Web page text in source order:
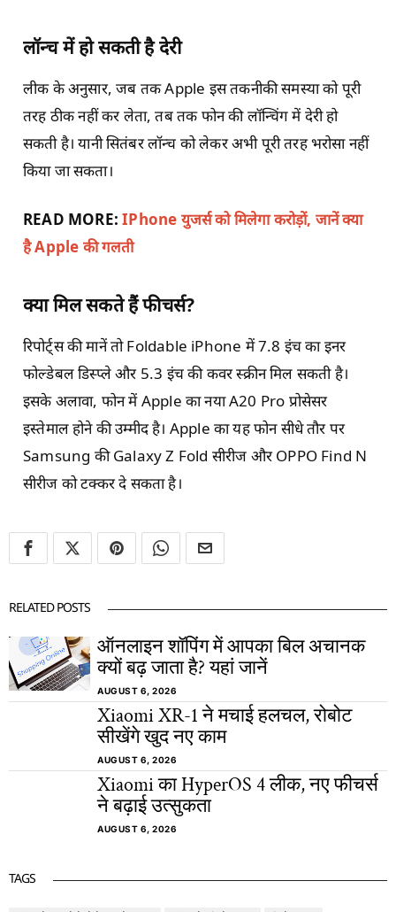
लॉन्च में हो सकती है देरी
लीक के अनुसार, जब तक Apple इस तकनीकी समस्या को पूरी
तरह ठीक नहीं कर लेता, तब तक फोन की लॉन्चिंग में देरी हो
सकती है। यानी सितंबर लॉन्च को लेकर अभी पूरी तरह भरोसा नहीं
किया जा सकता।
READ MORE:IPhone युजर्स को मिलेगा करोड़ों, जानें क्या
है Apple की गलती
क्या मिल सकते हैं फीचर्स?
रिपोर्ट्स की मानें तो Foldable iPhone में 7.8 इंच का इनर
फोल्डेबल डिस्प्ले और 5.3 इंच की कवर स्क्रीन मिल सकती है।
इसके अलावा, फोन में Apple का नया A20 Pro प्रोसेसर
इस्तेमाल होने की उम्मीद है। Apple का यह फोन सीधे तौर पर
Samsung की Galaxy Z Fold सीरीज और OPPO Find N
सीरीज को टक्कर दे सकता है।
RELATED POSTS
ऑनलाइन शॉपिंग में आपका बिल अचानक
क्यों बढ़ जाता है? यहां जानें
AUGUST 6, 2026
Xiaomi XR-1 ने मचाई हलचल, रोबोट
सीखेंगे खुद नए काम
AUGUST 6, 2026
Xiaomi का HyperOS 4 लीक, नए फीचर्स
ने बढ़ाई उत्सुकता
AUGUST 6, 2026
TAGS